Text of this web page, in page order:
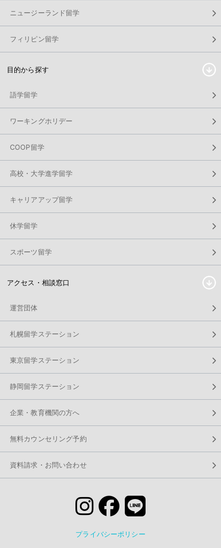
ニュージーランド留学
フィリピン留学
目的から探す
語学留学
ワーキングホリデー
COOP留学
高校・大学進学留学
キャリアアップ留学
休学留学
スポーツ留学
アクセス・相談窓口
運営団体
札幌留学ステーション
東京留学ステーション
静岡留学ステーション
企業・教育機関の方へ
無料カウンセリング予約
資料請求・お問い合わせ
プライバシーポリシー